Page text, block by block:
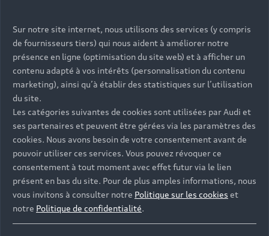
Sur notre site internet, nous utilisons des services (y compris
de fournisseurs tiers) qui nous aident à améliorer notre
présence en ligne (optimisation du site web) et à afficher un
contenu adapté à vos intérêts (personnalisation du contenu
marketing), ainsi qu’à établir des statistiques sur l’utilisation
du site.
Les catégories suivantes de cookies sont utilisées par Audi et
ses partenaires et peuvent être gérées via les paramètres des
cookies. Nous avons besoin de votre consentement avant de
pouvoir utiliser ces services. Vous pouvez révoquer ce
consentement à tout moment avec effet futur via le lien
présent en bas du site. Pour de plus amples informations, nous
vous invitons à consulter notre Politique sur les cookies et
notre Politique de confidentialité.